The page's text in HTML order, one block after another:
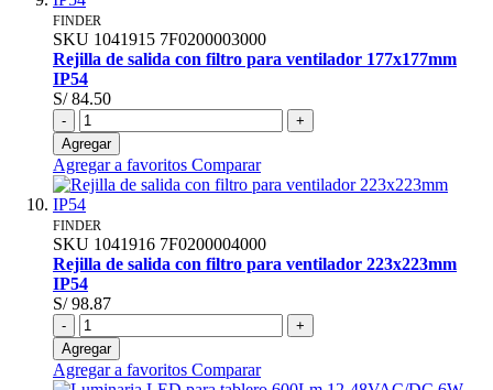
FINDER
SKU 1041915 7F0200003000
Rejilla de salida con filtro para ventilador 177x177mm
IP54
S/ 84.50
-
+
Agregar
Agregar a favoritos Comparar
FINDER
SKU 1041916 7F0200004000
Rejilla de salida con filtro para ventilador 223x223mm
IP54
S/ 98.87
-
+
Agregar
Agregar a favoritos Comparar